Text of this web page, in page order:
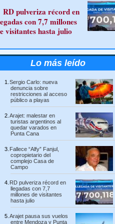
RD pulveriza récord en
con 7,7 millones
visitantes hasta julio
Lo más leído
Sergio Carlo: nueva
denuncia sobre
restricciones al acceso
público a playas
Arajet: malestar en
turistas argentinos al
quedar varados en
Punta Cana
Fallece “Alfy” Fanjul,
copropietario del
complejo Casa de
Campo
RD pulveriza récord en
llegadas con 7,7
millones de visitantes
hasta julio
Arajet pausa sus vuelos
entre Mendoza y Punta